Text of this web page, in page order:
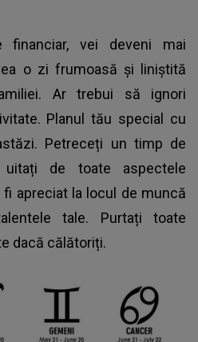
financiar, vei deveni mai
o zi frumoasă și liniștită
Ar trebui să ignori
Planul tău special cu
Petreceți un timp de
de toate aspectele
apreciat la locul de muncă
tale. Purtați toate
dacă călătoriți.